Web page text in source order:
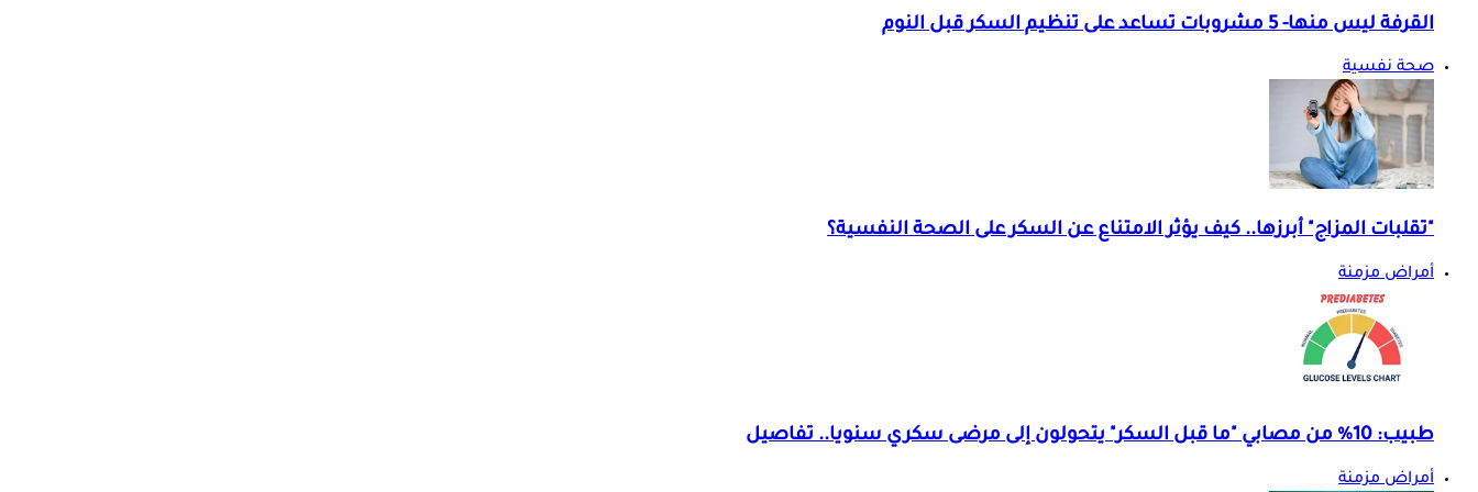
القرفة ليس منها- 5 مشروبات تساعد على تنظيم السكر قبل النوم
صحة نفسية
"تقلبات المزاج" أبرزها.. كيف يؤثر الامتناع عن السكر على الصحة النفسية؟
أمراض مزمنة
طبيب: 10% من مصابي "ما قبل السكر" يتحولون إلى مرضى سكري سنويا.. تفاصيل
أمراض مزمنة